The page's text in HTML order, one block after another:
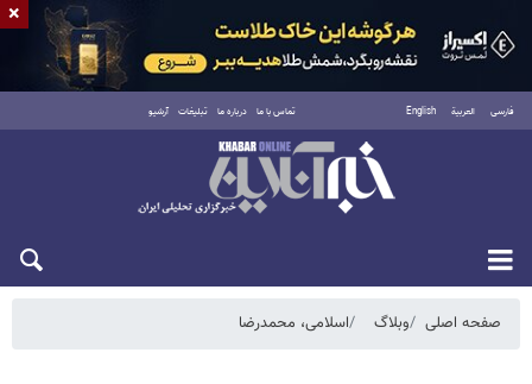
فارسی العربية English تماس با ما درباره ما تبلیغات آرشیو
شنبه ۱۷ مرداد ۱۴۰۵
صفحه اصلی وبلاگ اسلامی، محمدرضا
×